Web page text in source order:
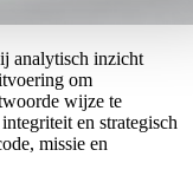
analytisch inzicht
om
wijze te
en strategisch
missie en